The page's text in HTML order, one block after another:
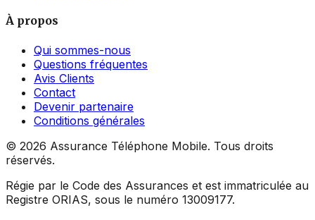
À propos
Qui sommes-nous
Questions fréquentes
Avis Clients
Contact
Devenir partenaire
Conditions générales
© 2026 Assurance Téléphone Mobile. Tous droits
réservés.
Régie par le Code des Assurances et est immatriculée au
Registre ORIAS, sous le numéro 13009177.